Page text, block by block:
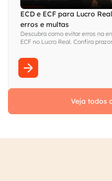
ECD e ECF para Lucro
erros e multas
Descubra como evitar erros na
ECF no Lucro Real. Confira
Veja todos